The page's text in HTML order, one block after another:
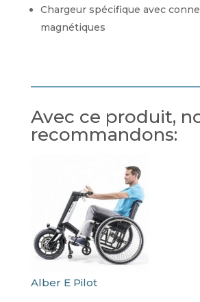
Chargeur spécifique avec
magnétiques
Avec ce produit,
recommandons:
Alber E Pilot